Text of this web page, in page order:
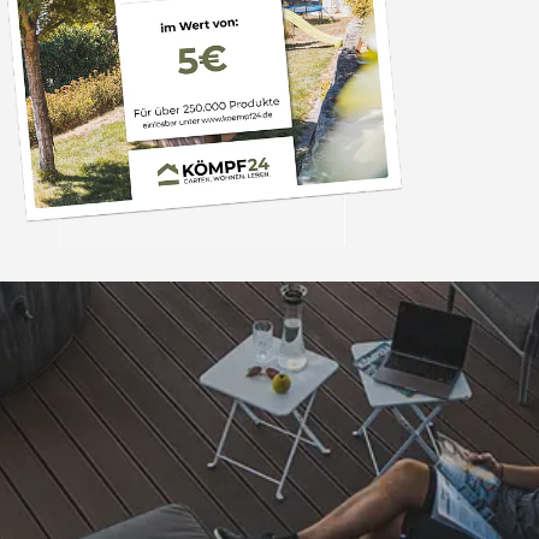
Trusted Shops
4,85/ 5
15.821 Bewertungen
„Preisleistung top, schnelle
Lieferzeit. Alles in